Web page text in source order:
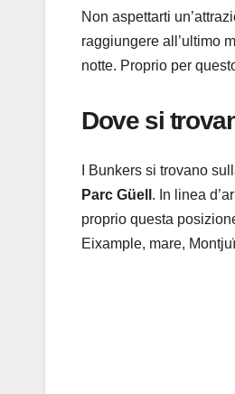
Non aspettarti
raggiungere all’ultimo
notte. Proprio per
Dove si
I Bunkers si trovano
Parc Güell . In linea
proprio questa
Eixample, mare,